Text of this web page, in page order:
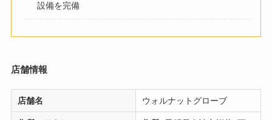
設備を完備
店舗情報
店舗名 ウォルナットグローブ